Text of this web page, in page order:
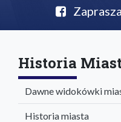
Historia
Dawne widokówki
Historia miasta